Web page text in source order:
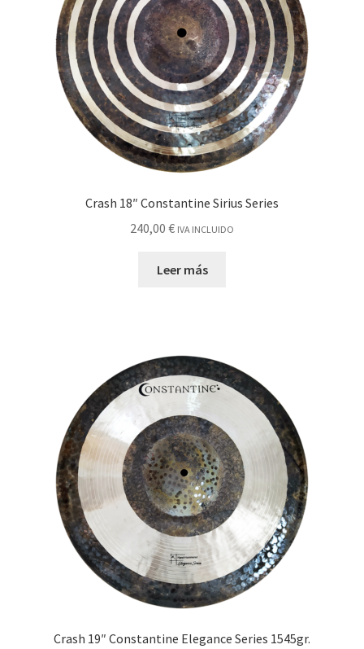
Crash 18″ Constantine Sirius Series
240,00 € IVA INCLUIDO
Leer más
Crash 19″ Constantine Elegance Series 1545gr.